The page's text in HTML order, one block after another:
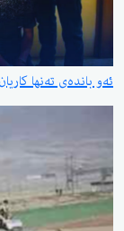
ئەو باندەی تەنها